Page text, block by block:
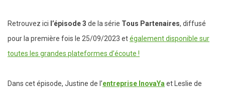
Retrouvez ici l’épisode 3 de la série Tous Partenaires, diffusé
pour la première fois le 25/09/2023 etégalement disponible sur
toutes les grandes plateformes d’écoute !
Dans cet épisode, Justine de l’entreprise InovaYa et Leslie de